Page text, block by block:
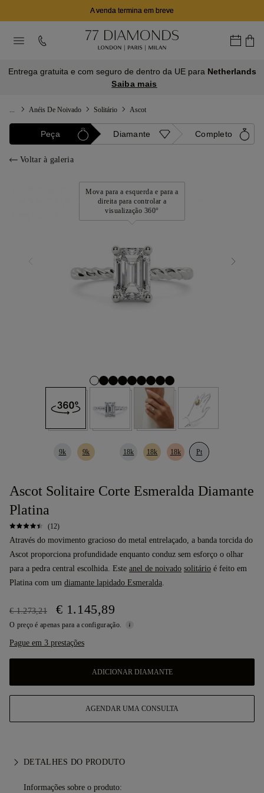
A venda termina em breve
Entrega gratuita e com seguro de dentro da UE para Netherlands
Saiba mais
Anéis De Noivado Solitário Ascot
Peça Diamante Completo
Voltar à galeria
Mova para a esquerda e para a
direita para controlar a
visualização 360°
9k 9k 18k 18k 18k Pt
Ascot Solitaire Corte Esmeralda Diamante
Platina
(12)
Através do movimento gracioso do metal entrelaçado, a banda torcida do
Ascot proporciona profundidade enquanto conduz sem esforço o olhar
para a pedra central escolhida. Este anel de noivado solitário é feito em
Platina com um diamante lapidado Esmeralda.
€ 1.273,21 € 1.145,89
O preço é apenas para a configuração.
Pague em 3 prestações
ADICIONAR DIAMANTE
AGENDAR UMA CONSULTA
DETALHES DO PRODUTO
Informações sobre o produto: